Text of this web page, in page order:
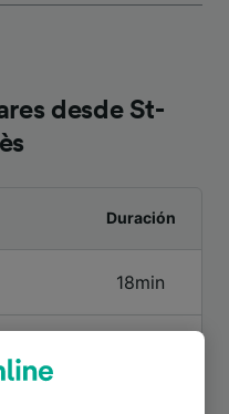
desde St-
Duración
18min